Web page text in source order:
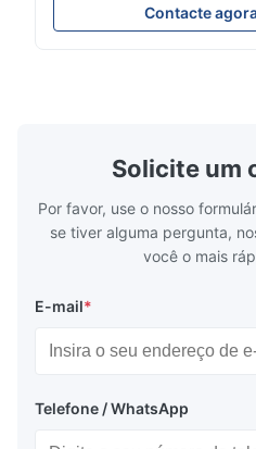
unidades de refrigeração de
vans refrigeradas e sistemas
Contacte
Solicite um
Por favor, use o nosso
se tiver alguma pergunta,
você o mais
E-mail*
Telefone / WhatsApp